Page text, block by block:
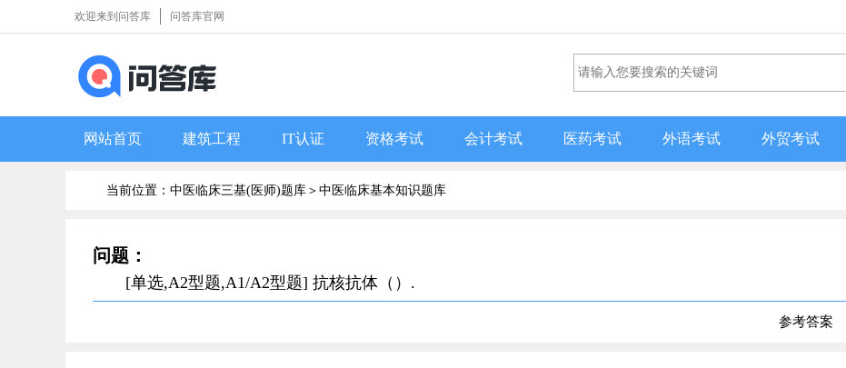
欢迎来到问答库 问答库官网
网站首页 建筑工程 IT认证 资格考试 会计考试 医药考试 外语考试 外贸考试
当前位置：中医临床三基(医师)题库＞ 中医临床基本知识题库
问题：
[单选,A2型题,A1/A2型题] 抗核抗体（）.
参考答案